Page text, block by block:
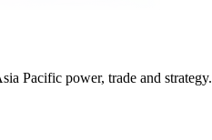
Pacific power, trade and strategy.